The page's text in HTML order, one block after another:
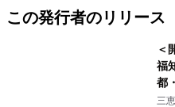
この発行者のリリース
＜
福
都
開
三